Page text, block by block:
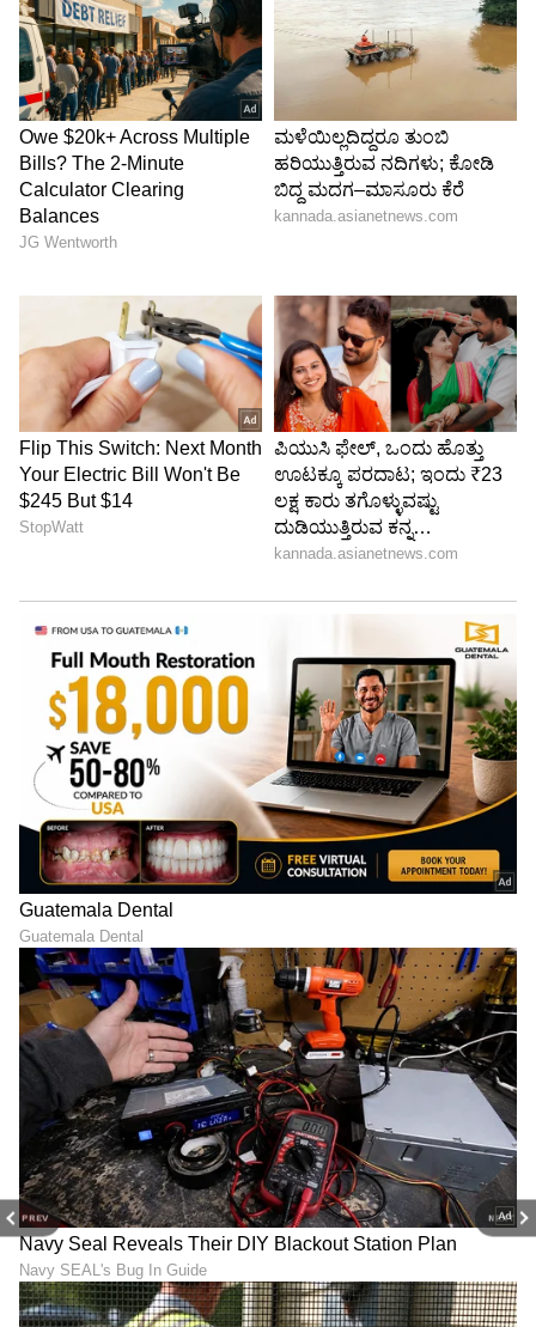
PREV NEXT
Image Credit :Samantha/ Instagram
'ನಮ್ಮಿಬ್ಬರ ಮಧ್ಯೆ ಸಖತ್ ಸಿಂಕ್ ಇದೆ'
ಒಬ್ಬ ನಟಿಯ ಸೃಜನಶೀಲ ಪ್ರಕ್ರಿಯೆ ಮತ್ತು ಸಮಂತಾ ಒಂದು
ಪರ್ಫೆಕ್ಟ್ ಟೇಕ್‌ಗಾಗಿ ಎಷ್ಟು ಶ್ರಮಿಸುತ್ತಾರೆ ಎಂಬುದರ
ಆಕೆಗೆ ಯಾವುದಾದರೂ ಟೇಕ್ ಇಷ್ಟವಾಗದಿದ್ದರೆ, ಅದನ್ನು
ಇನ್ನಷ್ಟು ಹೇಗೆ ಉತ್ತಮಪಡಿಸಬಹುದು ಎಂದು ನಾವು
ಚರ್ಚಿಸುತ್ತಿದ್ದೆವು' ಎಂದರು. "ಕಳೆದ ಕೆಲವು ವರ್ಷಗಳಲ್ಲಿ ಆಕೆ
ಈ ವಿಷಯದಲ್ಲಿ ತುಂಬಾ ಪಳಗಿದ್ದಾರೆ. ಮಾನಿಟರ್‌ನಲ್ಲಿ ತನ್ನ
ನಟನೆ ನೋಡಿದಾಗ, 'ನನ್ನಿಂದ ಈ ರೀತಿ ನಟನೆ
ಬಂದಿರೋದನ್ನು ನಾನೇ ನೋಡಿರಲಿಲ್ಲ' ಎಂದು ಆಕೆ
ಹೇಳುತ್ತಿದ್ದರು' ಎಂದು ರಾಜ್ ನೆನಪಿಸಿಕೊಂಡರು. ಕೊನೆಯಲ್ಲಿ,
ಮಾತಿಗೆ ಪೂರ್ಣವಿರಾಮ ಇಟ್ಟರು.
5
5
Image Credit :Instagram / Samantha
ವೈಯಕ್ತಿಕ ಜೀವನದ ಬಗ್ಗೆ
ಪಿಂಕ್‌ವಿಲ್ಲಾದ ವಿಶೇಷ ವರದಿಯ ಪ್ರಕಾರ, ಈ ಜೋಡಿ ತಮ್ಮ
ಮೊದಲ ಮಗುವಿನ ನಿರೀಕ್ಷೆಯಲ್ಲಿದ್ದಾರೆ ಎಂದು ಹೇಳಲಾಗಿದೆ.